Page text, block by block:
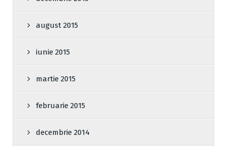
august 2015
iunie 2015
martie 2015
februarie 2015
decembrie 2014